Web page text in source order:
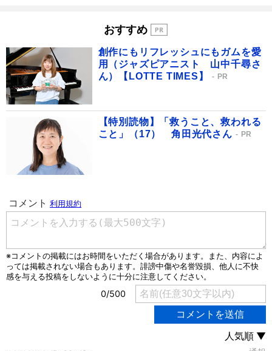
おすすめ
創作にもリフレッシュにもガムを愛
用（ジャズピアニスト 山中千尋さ
ん）【LOTTE TIMES】
PR
【特別読物】「救うこと、救われる
こと」（17） 角田光代さん
PR